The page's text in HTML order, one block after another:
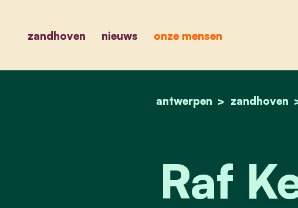
zandhoven nieuws onze mensen
home
antwerpen zandhoven
raf
Raf